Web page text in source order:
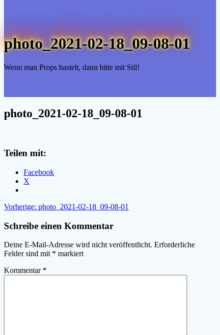
photo_2021-02-18_09-08-01
Wenn man Props bastelt, dann bitte mit Stil!
photo_2021-02-18_09-08-01
Teilen mit:
Facebook
X
Beitragsnavigation
Vorherige: Vorheriger
photo_2021-02-18_09-08-01
Schreibe einen Kommentar
Deine E-Mail-Adresse wird nicht veröffentlicht. Erforderliche
Felder sind mit * markiert
Kommentar *